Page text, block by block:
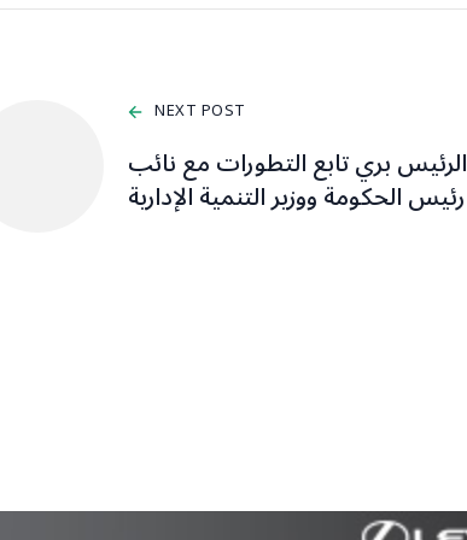
NEXT POST
الرئيس بري تابع التطورات مع نائب
رئيس الحكومة ووزير التنمية الإدارية